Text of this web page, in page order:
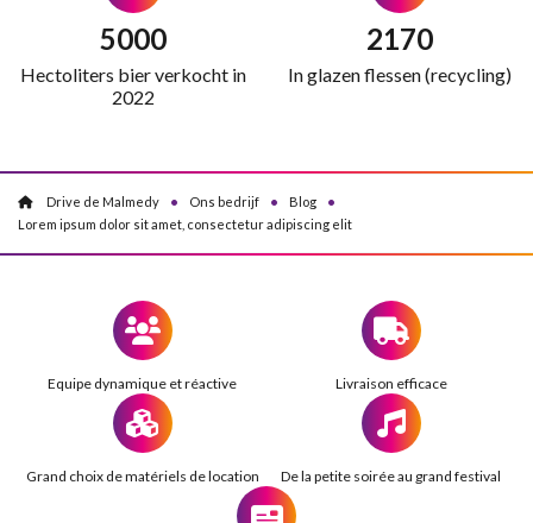
5000
Hectoliters bier verkocht in
2022
2170
In glazen flessen (recycling)
Drive de Malmedy Ons bedrijf
Blog
Lorem ipsum dolor sit amet, consectetur adipiscing elit
Equipe dynamique et réactive Livraison efficace
Grand choix de matériels de location De la petite soirée au grand festival